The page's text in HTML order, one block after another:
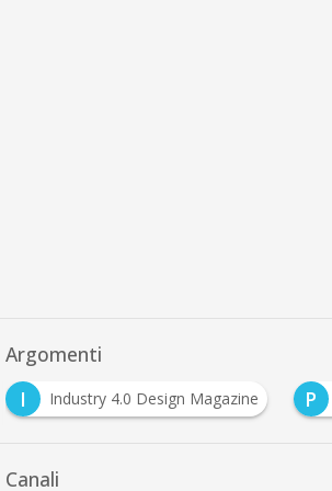
Argomenti
4.0 Design Magazine P packaging
Canali